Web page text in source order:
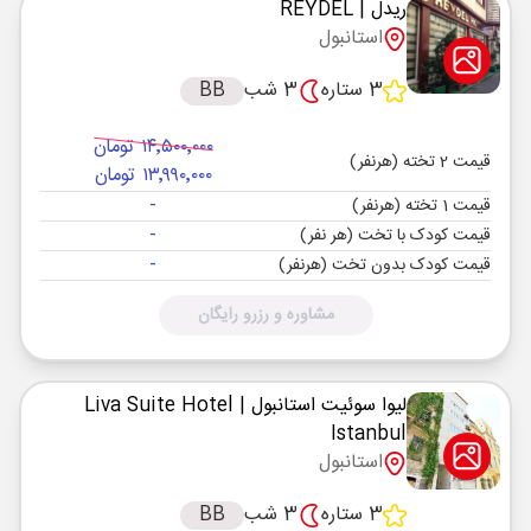
ریدل | REYDEL
استانبول
3 ستاره
3 شب BB
قیمت 2 تخته (هرنفر)
۱۴٬۵۰۰٬۰۰۰ تومان
۱۳٬۹۹۰٬۰۰۰ تومان
قیمت 1 تخته (هرنفر) -
قیمت کودک با تخت (هر نفر) -
قیمت کودک بدون تخت (هرنفر) -
مشاوره و رزرو رایگان
لیوا سوئیت استانبول | Liva Suite Hotel
Istanbul
استانبول
3 ستاره
3 شب BB